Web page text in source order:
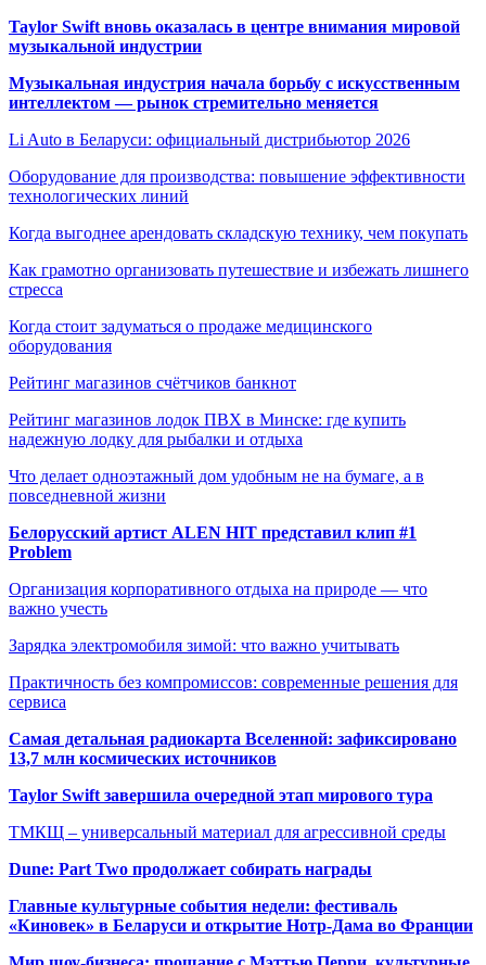
Taylor Swift вновь оказалась в центре внимания мировой
музыкальной индустрии
Музыкальная индустрия начала борьбу с искусственным
интеллектом — рынок стремительно меняется
Li Auto в Беларуси: официальный дистрибьютор 2026
Оборудование для производства: повышение эффективности
технологических линий
Когда выгоднее арендовать складскую технику, чем покупать
Как грамотно организовать путешествие и избежать лишнего
стресса
Когда стоит задуматься о продаже медицинского
оборудования
Рейтинг магазинов счётчиков банкнот
Рейтинг магазинов лодок ПВХ в Минске: где купить
надежную лодку для рыбалки и отдыха
Что делает одноэтажный дом удобным не на бумаге, а в
повседневной жизни
Белорусский артист ALEN HIT представил клип #1
Problem
Организация корпоративного отдыха на природе — что
важно учесть
Зарядка электромобиля зимой: что важно учитывать
Практичность без компромиссов: современные решения для
сервиса
Самая детальная радиокарта Вселенной: зафиксировано
13,7 млн космических источников
Taylor Swift завершила очередной этап мирового тура
ТМКЩ – универсальный материал для агрессивной среды
Dune: Part Two продолжает собирать награды
Главные культурные события недели: фестиваль
«Киновек» в Беларуси и открытие Нотр-Дама во Франции